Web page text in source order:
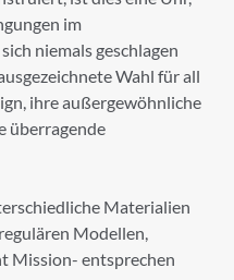
im
niemals geschlagen
Wahl für all
ihre außergewöhnliche
überragende
Materialien
Modellen,
Mission- entsprechen
an.